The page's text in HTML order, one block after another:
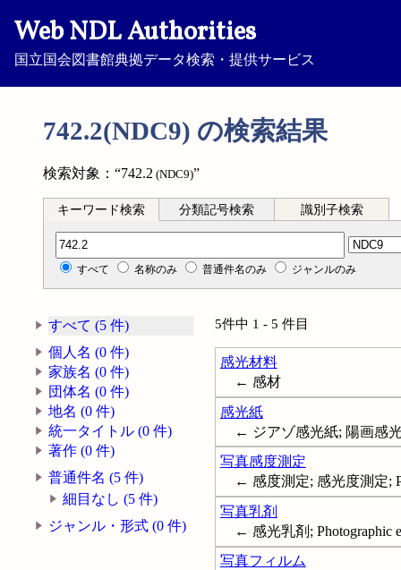
Web NDL Authorities
国立国会図書館典拠データ検索・提供サービス
742.2(NDC9) の検索結果
検索対象：“742.2 (NDC9)”
キーワード検索 分類記号検索 識別子検索
分類記号検索
すべて 名称のみ 普通件名のみ ジャンルのみ
すべて (5 件)
個人名 (0 件)
家族名 (0 件)
団体名 (0 件)
地名 (0 件)
統一タイトル (0 件)
著作 (0 件)
普通件名 (5 件)
細目なし (5 件)
ジャンル・形式 (0 件)
5件中 1 - 5 件目
感光材料
← 感材
感光紙
← ジアゾ感光紙; 陽画感光
写真感度測定
← 感度測定; 感光度測定;
写真乳剤
← 感光乳剤; Photographic
写真フィルム